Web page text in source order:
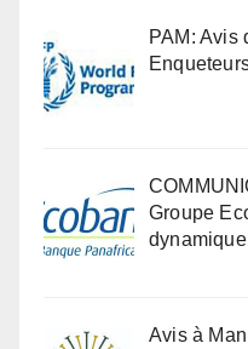
PAM: Avis
Groupe
Avis à